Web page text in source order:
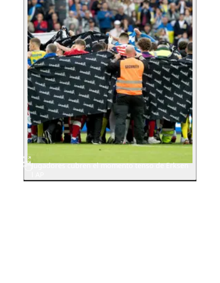
Jugadores cubren el momento tenso de Erksen